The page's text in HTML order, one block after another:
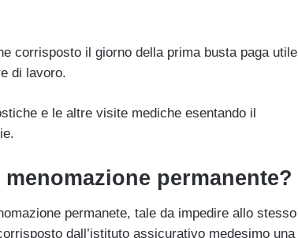
corrisposto il giorno della prima busta paga utile
di lavoro.
e le altre visite mediche esentando il
permanente?
permanete, tale da impedire allo stesso
dall’istituto assicurativo medesimo una